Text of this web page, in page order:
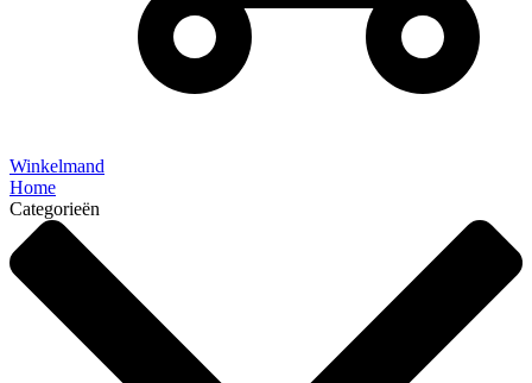
Winkelmand
Home
Categorieën